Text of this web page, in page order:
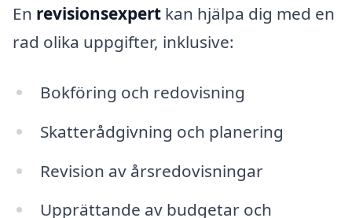
En revisionsexpert kan hjälpa dig med en
rad olika uppgifter, inklusive:
Bokföring och redovisning
Skatterådgivning och planering
Revision av årsredovisningar
Upprättande av budgetar och